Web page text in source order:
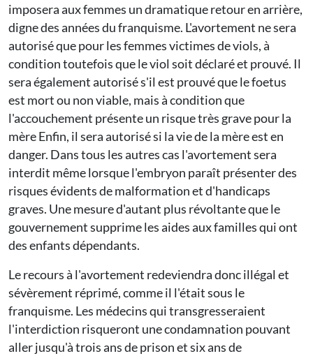
imposera aux femmes un dramatique retour en arrière,
digne des années du franquisme. L'avortement ne sera
autorisé que pour les femmes victimes de viols, à
condition toutefois que le viol soit déclaré et prouvé. Il
sera également autorisé s'il est prouvé que le foetus
est mort ou non viable, mais à condition que
l'accouchement présente un risque très grave pour la
mère Enfin, il sera autorisé si la vie de la mère est en
danger. Dans tous les autres cas l'avortement sera
interdit même lorsque l'embryon paraît présenter des
risques évidents de malformation et d'handicaps
graves. Une mesure d'autant plus révoltante que le
gouvernement supprime les aides aux familles qui ont
des enfants dépendants.
Le recours à l'avortement redeviendra donc illégal et
sévèrement réprimé, comme il l'était sous le
franquisme. Les médecins qui transgresseraient
l'interdiction risqueront une condamnation pouvant
aller jusqu'à trois ans de prison et six ans de